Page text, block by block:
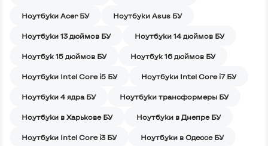
Ноутбуки Acer БУ Ноутбуки Asus БУ
Ноутбуки 13 дюймов БУ Ноутбуки 14 дюймов БУ
Ноутбук 15 дюймов БУ Ноутбук 16 дюймов БУ
Ноутбуки Intel Core i5 БУ Ноутбуки Intel Core i7 БУ
Ноутбуки 4 ядра БУ Ноутбуки трансформеры БУ
Ноутбуки в Харькове БУ Ноутбуки в Днепре БУ
Ноутбуки Intel Core i3 БУ Ноутбуки в Одессе БУ